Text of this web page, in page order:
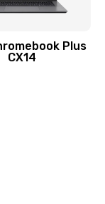
Plus
CX14